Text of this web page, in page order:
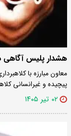
هشدار پلیس آگاهی
معاون مبارزه با
پیچیده و غیرانسانی
۰۲ تیر ۱۴۰۵